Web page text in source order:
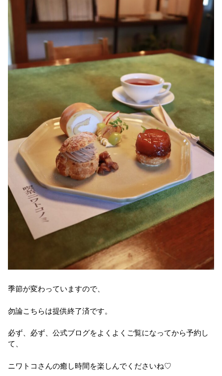
季節が変わっていますので、
勿論こちらは提供終了済です。
必ず、必ず、公式ブログをよくよくご覧になってから予約し
て、
ニワトコさんの癒し時間を楽しんでくださいね♡